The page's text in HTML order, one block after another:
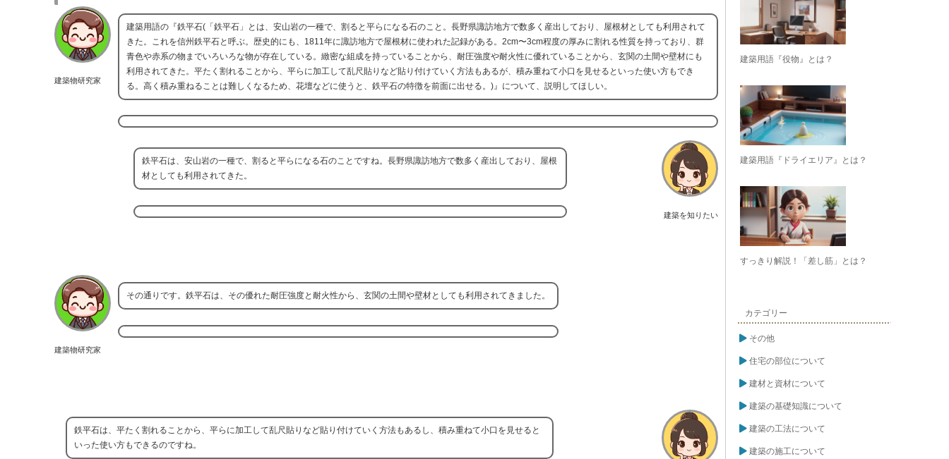
建築物研究家
建築用語の『鉄平石(「鉄平石」とは、安山岩の一種で、割ると平らになる石のこと。長野県諏訪地方で数多く産出しており、屋根材としても利用されて
きた。これを信州鉄平石と呼ぶ。歴史的にも、1811年に諏訪地方で屋根材に使われた記録がある。2cm〜3cm程度の厚みに割れる性質を持っており、群
青色や赤系の物までいろいろな物が存在している。緻密な組成を持っていることから、耐圧強度や耐火性に優れていることから、玄関の土間や壁材にも
利用されてきた。平たく割れることから、平らに加工して乱尺貼りなど貼り付けていく方法もあるが、積み重ねて小口を見せるといった使い方もでき
る。高く積み重ねることは難しくなるため、花壇などに使うと、鉄平石の特徴を前面に出せる。)』について、説明してほしい。
建築を知りたい
鉄平石は、安山岩の一種で、割ると平らになる石のことですね。長野県諏訪地方で数多く産出しており、屋根
材としても利用されてきた。
建築物研究家
その通りです。鉄平石は、その優れた耐圧強度と耐火性から、玄関の土間や壁材としても利用されてきました。
鉄平石は、平たく割れることから、平らに加工して乱尺貼りなど貼り付けていく方法もあるし、積み重ねて小口を見せると
いった使い方もできるのですね。
建築用語『役物』とは？
建築用語『ドライエリア』とは？
すっきり解説！「差し筋」とは？
カテゴリー
その他
住宅の部位について
建材と資材について
建築の基礎知識について
建築の工法について
建築の施工について